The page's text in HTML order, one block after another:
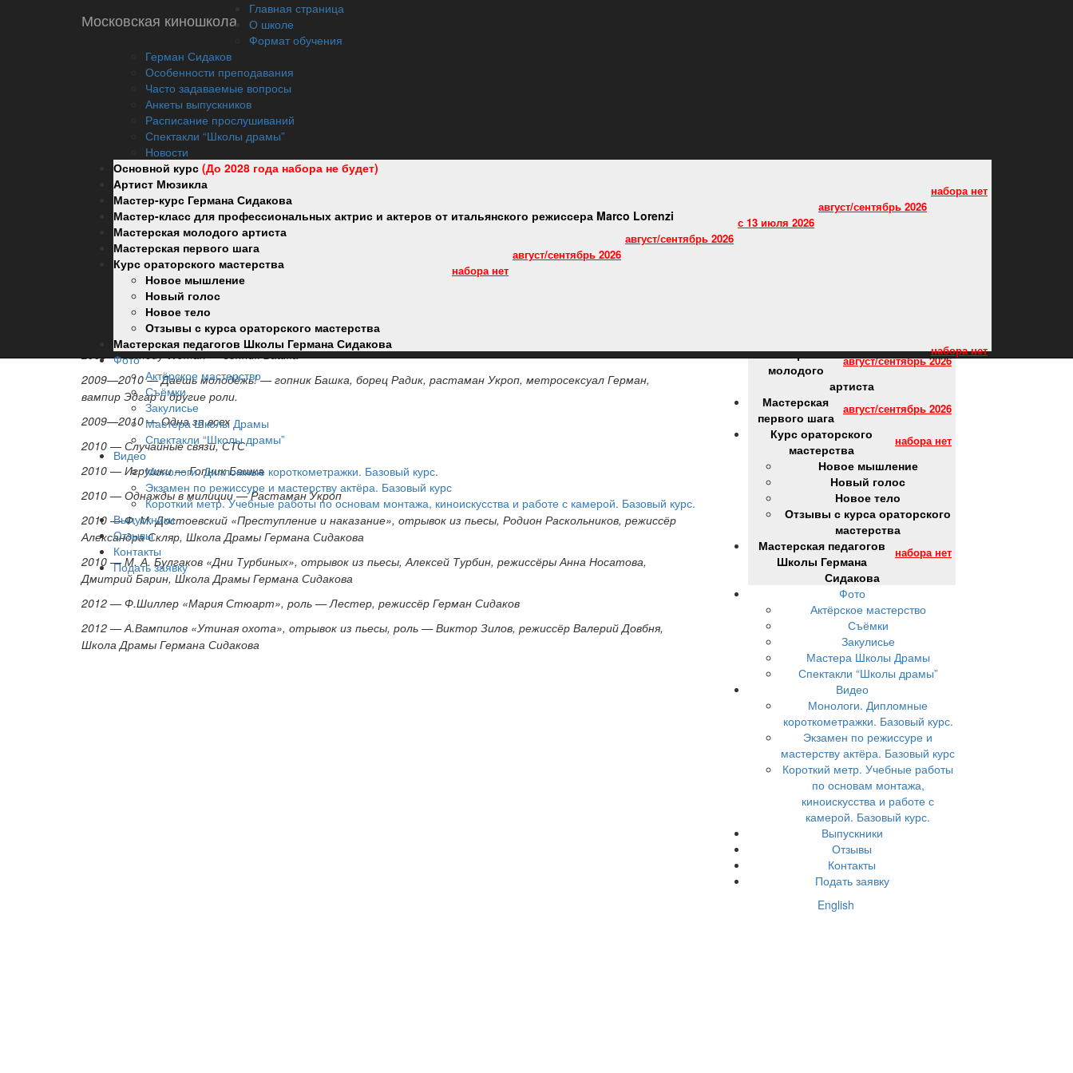
Московская киношкола
Главная страница
О школе
Формат обучения
Герман Сидаков
Особенности преподавания
Часто задаваемые вопросы
Анкеты выпускников
Расписание прослушиваний
Спектакли “Школы драмы”
Новости
Основной курс (До 2028 года набора не будет)
Артист Мюзикла
Мастер-курс Германа Сидакова
Мастер-класс для профессиональных актрис и актеров от итальянского режиссера Marco Lorenzi
Мастерская молодого артиста
Мастерская первого шага
Курс ораторского мастерства
Новое мышление
Новый голос
Новое тело
Отзывы с курса ораторского мастерства
Мастерская педагогов Школы Германа Сидакова
Фото
Актёрское мастерство
Съёмки
Закулисье
Мастера Школы Драмы
Спектакли “Школы драмы”
Видео
Монологи. Дипломные короткометражки. Базовый курс.
Экзамен по режиссуре и мастерству актёра. Базовый курс
Короткий метр. Учебные работы по основам монтажа, киноискусства и работе с камерой. Базовый курс.
Выпускники
Отзывы
Контакты
Подать заявку
Дата и место рождения: 19.08.1981, город Томск
Образование:
Томский Государственный Университет, Экономический Факультет
2010 г. — Школа Драмы Германа Сидакова, базовый курс по профессии «актёр драматического театра и кино»
Личные данные:
Рост:: 175
Вес:: 68
Размер одежды:: 46
Размер обуви:: 41
Цвет глаз:: зеленый
Творческий опыт:
2009—2010 — «Видеобитва», СТС, ведущий
2009— Comedy Woman — гопник Башка
2009—2010 — Даёшь молодёжь! — гопник Башка, борец Радик, растаман Укроп, метросексуал Герман,
вампир Эдгар и другие роли.
2009—2010 — Одна за всех
2010 — Случайные связи, СТС
2010 — Игрушки — Гопник Башка
2010 — Однажды в милиции — Растаман Укроп
2010 — Ф. М. Достоевский «Преступление и наказание», отрывок из пьесы, Родион Раскольников, режиссёр
Александра Скляр, Школа Драмы Германа Сидакова
2010 — М. А. Булгаков «Дни Турбиных», отрывок из пьесы, Алексей Турбин, режиссёры Анна Носатова,
Дмитрий Барин, Школа Драмы Германа Сидакова
2012 — Ф.Шиллер «Мария Стюарт», роль — Лестер, режиссёр Герман Сидаков
2012 — А.Вампилов «Утиная охота», отрывок из пьесы, роль — Виктор Зилов, режиссёр Валерий Довбня,
Школа Драмы Германа Сидакова
Основной курс(До 2028 года
набора не будет)
Мастерская
молодого
артиста
Мастерская
первого шага
Курс ораторского
мастерства
Новое мышление
Новый голос
Новое тело
Отзывы с курса ораторского
мастерства
Мастерская педагогов
Школы Германа
Сидакова
Фото
Актёрское мастерство
Съёмки
Закулисье
Мастера Школы Драмы
Спектакли “Школы драмы”
Видео
Монологи. Дипломные
короткометражки. Базовый курс.
Экзамен по режиссуре и
мастерству актёра. Базовый курс
Короткий метр. Учебные работы
по основам монтажа,
киноискусства и работе с
камерой. Базовый курс.
Выпускники
Отзывы
Контакты
Подать заявку
English